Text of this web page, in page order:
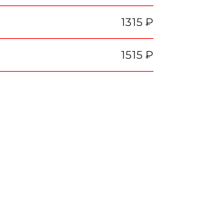
1315 ₽
1515 ₽